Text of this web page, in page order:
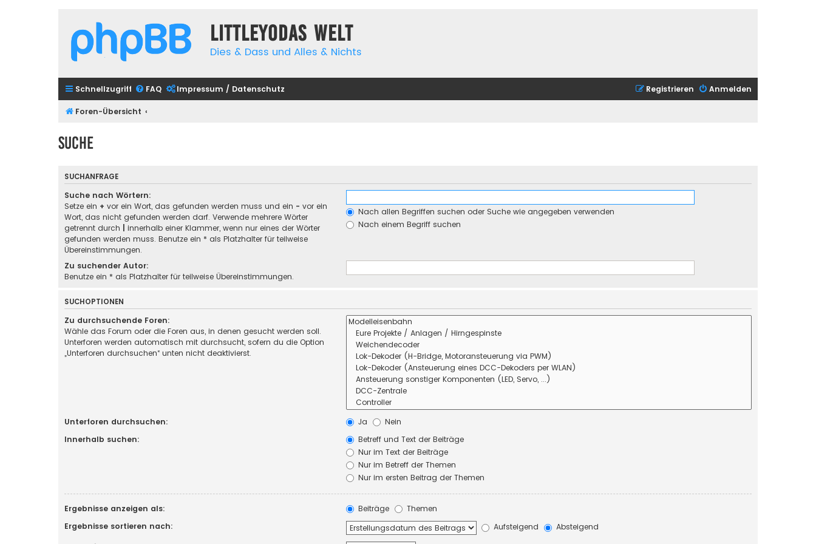
Littleyodas Welt
Dies & Dass und Alles & Nichts
Schnellzugriff FAQ Impressum / Datenschutz Anmelden
Registrieren
Foren-Übersicht
Suche
SUCHANFRAGE
Suche nach Wörtern:
Setze ein + vor ein Wort, das gefunden werden muss und ein - vor ein
Wort, das nicht gefunden werden darf. Verwende mehrere Wörter
getrennt durch
innerhalb einer Klammer, wenn nur eines der Wörter
gefunden werden muss. Benutze ein * als Platzhalter für teilweise
Übereinstimmungen.
Nach allen Begriffen suchen oder Suche wie angegeben verwenden
Nach einem Begriff suchen
Zu suchender Autor:
Benutze ein * als Platzhalter für teilweise Übereinstimmungen.
SUCHOPTIONEN
Zu durchsuchende Foren:
Wähle das Forum oder die Foren aus, in denen gesucht werden soll.
Unterforen werden automatisch mit durchsucht, sofern du die Option
„Unterforen durchsuchen“ unten nicht deaktivierst.
Unterforen durchsuchen: Ja
Nein
Innerhalb suchen:
Betreff und Text der Beiträge
Nur im Text der Beiträge
Nur im Betreff der Themen
Nur im ersten Beitrag der Themen
Ergebnisse anzeigen als: Beiträge
Themen
Ergebnisse sortieren nach:
Aufsteigend
Absteigend